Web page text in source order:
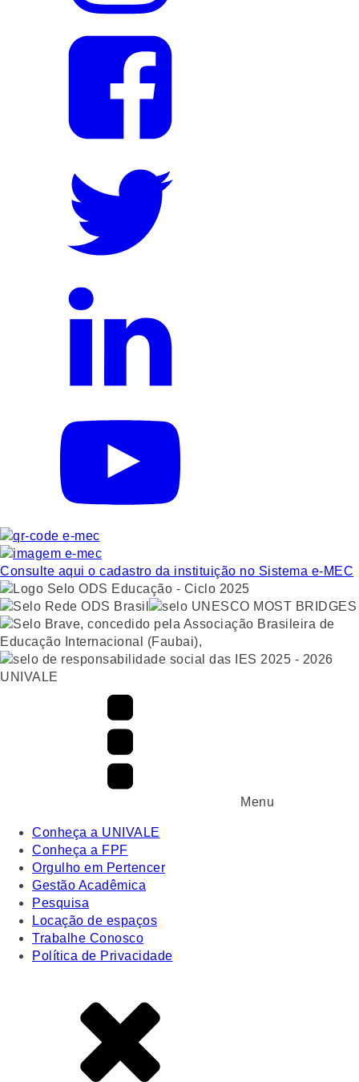
Consulte aqui o cadastro da instituição no Sistema e-MEC
UNIVALE
Menu
Conheça a UNIVALE
Conheça a FPF
Orgulho em Pertencer
Gestão Acadêmica
Pesquisa
Locação de espaços
Trabalhe Conosco
Política de Privacidade